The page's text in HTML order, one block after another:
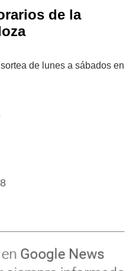
de la
de lunes a sábados en